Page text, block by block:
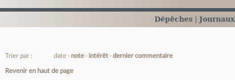
Dépêches Journaux
Trier par : date note intérêt dernier commentaire
Revenir en haut de page